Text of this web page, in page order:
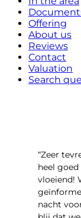
Offering
About us
Reviews
Contact
Valuation
Search
“Zeer
heel
vloeiend!
nacht